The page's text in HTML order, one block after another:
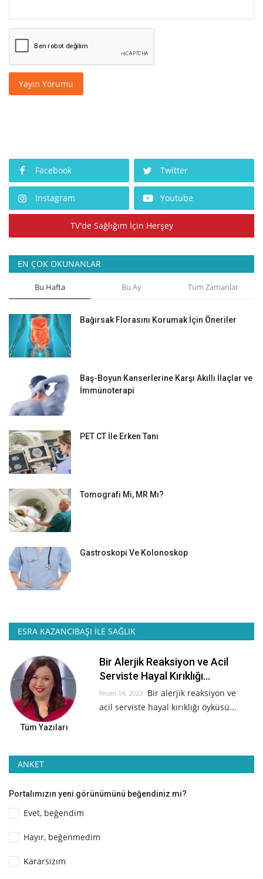
Yayın Yorumu
Facebook Twitter
Instagram Youtube
TV'de Sağlığım İçin Herşey
EN ÇOK OKUNANLAR
Bu Hafta Bu Ay Tüm Zamanlar
Bağırsak Florasını Korumak İçin Öneriler
Baş-Boyun Kanserlerine Karşı Akıllı İlaçlar ve
İmmünoterapi
PET CT İle Erken Tanı
Tomografi Mi, MR Mı?
Gastroskopi Ve Kolonoskop
ESRA KAZANCIBAŞI İLE SAĞLIK
Bir Alerjik Reaksiyon ve Acil
Serviste Hayal Kırıklığı...
Nisan 14, 2023 Bir alerjik reaksiyon ve
acil serviste hayal kırıklığı öyküsü...
Tüm Yazıları
ANKET
Portalımızın yeni görünümünü beğendiniz mi?
Evet, beğendim
Hayır, beğenmedim
Kararsızım